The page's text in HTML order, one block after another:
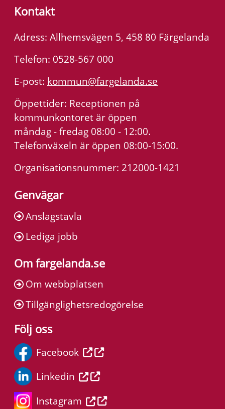
Kontakt
Adress: Allhemsvägen 5, 458 80 Färgelanda
Telefon: 0528-567 000
E-post: kommun@fargelanda.se
Öppettider: Receptionen på
kommunkontoret är öppen
måndag - fredag 08:00 - 12:00.
Telefonväxeln är öppen 08:00-15:00.
Organisationsnummer: 212000-1421
Genvägar
Anslagstavla
Lediga jobb
Om fargelanda.se
Om webbplatsen
Tillgänglighetsredogörelse
Följ oss
Facebook
Linkedin
Instagram